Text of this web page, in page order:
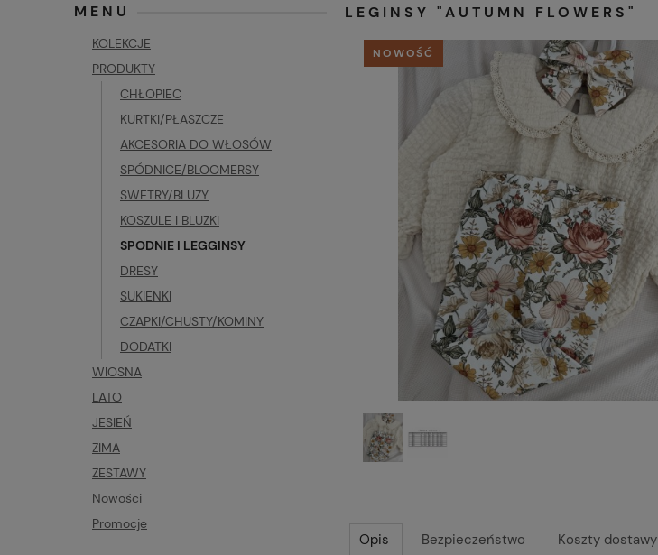
MENU
KOLEKCJE
PRODUKTY
CHŁOPIEC
KURTKI/PŁASZCZE
AKCESORIA DO WŁOSÓW
SPÓDNICE/BLOOMERSY
SWETRY/BLUZY
KOSZULE I BLUZKI
SPODNIE I LEGGINSY
DRESY
SUKIENKI
CZAPKI/CHUSTY/KOMINY
DODATKI
WIOSNA
LATO
JESIEŃ
ZIMA
ZESTAWY
Nowości
Promocje
LEGINSY "AUTUMN FLOWERS"
NOWOŚĆ
Opis Bezpieczeństwo Koszty dostawy